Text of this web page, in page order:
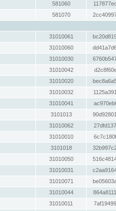
581060
581070
31010061
31010060
31010030
31010042
31010020
31010032
31010041
3101013
31010062
31010010
3101018
31010050
31010031
31010071
31010044
31010011